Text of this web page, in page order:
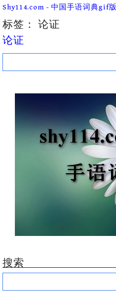
Skip
content
Shy114.com - 中国手语词典gif版
标签： 论证
论证
Search
搜索
Search